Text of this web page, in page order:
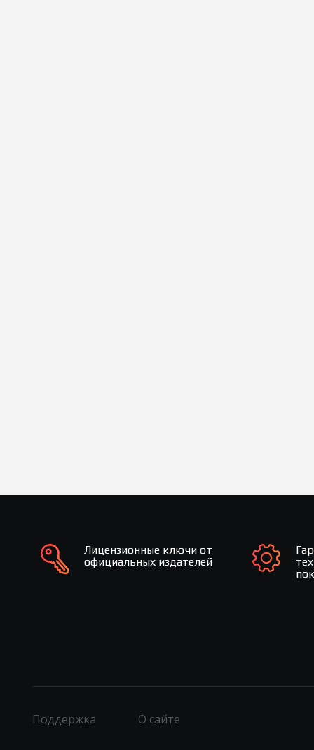
Лицензионные ключи от
официальных издателей
Поддержка О сайте